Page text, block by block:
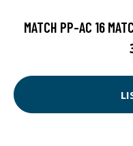
MATCH PP-AC 16